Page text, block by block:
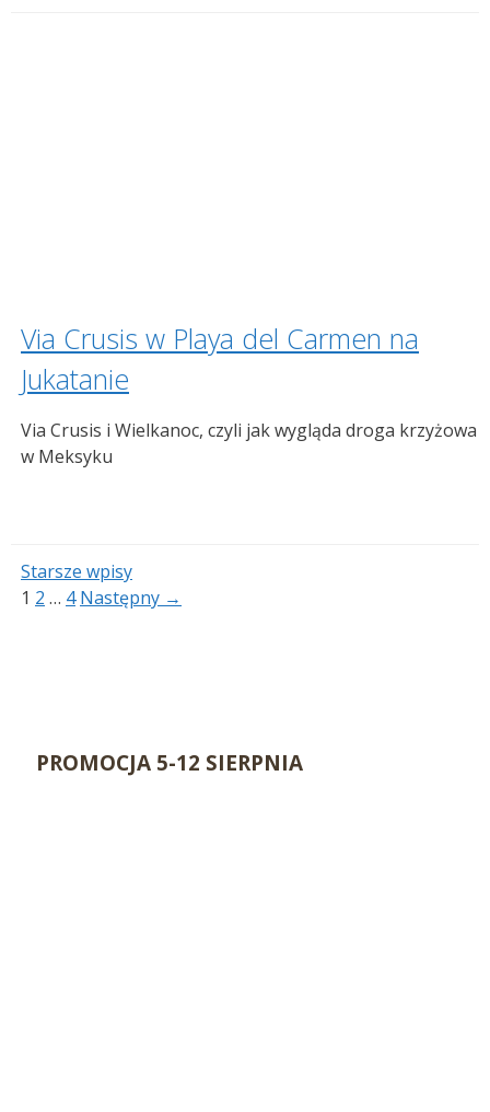
Via Crusis w Playa del Carmen na
Jukatanie
Via Crusis i Wielkanoc, czyli jak wygląda droga krzyżowa
w Meksyku
Starsze wpisy
Strona
1 Strona
2 … Strona
4 Następny →
PROMOCJA 5-12 SIERPNIA